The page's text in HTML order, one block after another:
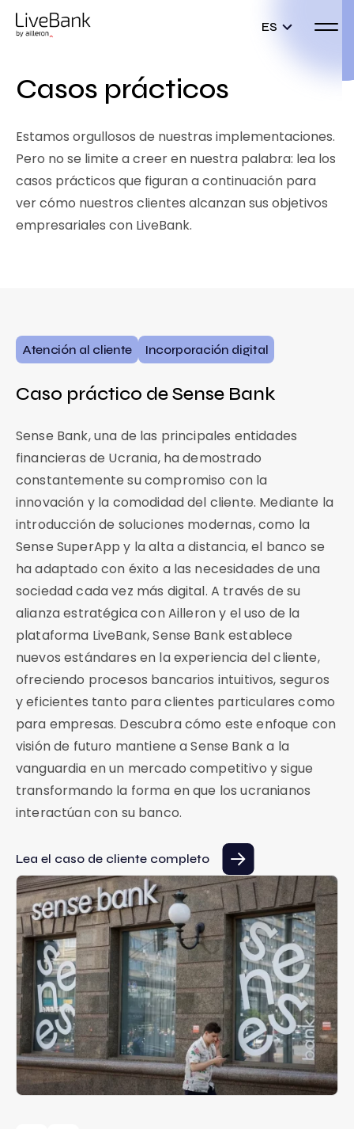
ES
Casos prácticos
Estamos orgullosos de nuestras implementaciones.
Pero no se limite a creer en nuestra palabra: lea los
casos prácticos que figuran a continuación para
ver cómo nuestros clientes alcanzan sus objetivos
empresariales con LiveBank.
Atención al cliente Incorporación digital
Caso práctico de Sense Bank
Sense Bank, una de las principales entidades
financieras de Ucrania, ha demostrado
constantemente su compromiso con la
innovación y la comodidad del cliente. Mediante la
introducción de soluciones modernas, como la
Sense SuperApp y la alta a distancia, el banco se
ha adaptado con éxito a las necesidades de una
sociedad cada vez más digital. A través de su
alianza estratégica con Ailleron y el uso de la
plataforma LiveBank, Sense Bank establece
nuevos estándares en la experiencia del cliente,
ofreciendo procesos bancarios intuitivos, seguros
y eficientes tanto para clientes particulares como
para empresas. Descubra cómo este enfoque con
visión de futuro mantiene a Sense Bank a la
vanguardia en un mercado competitivo y sigue
transformando la forma en que los ucranianos
interactúan con su banco.
Lea el caso de cliente completo